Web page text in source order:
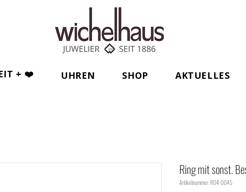
+ ❤️ UHREN SHOP AKTUELLES
Ring mit sonst.
Artikelnummer: R04-0045